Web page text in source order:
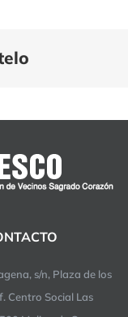
s/n, Plaza de los
Centro Social Las